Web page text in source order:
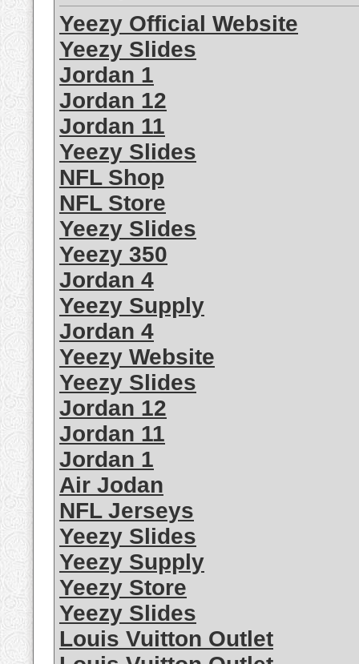
Yeezy Official Website
Yeezy Slides
Jordan 1
Jordan 12
Jordan 11
Yeezy Slides
NFL Shop
NFL Store
Yeezy Slides
Yeezy 350
Jordan 4
Yeezy Supply
Jordan 4
Yeezy Website
Yeezy Slides
Jordan 12
Jordan 11
Jordan 1
Air Jodan
NFL Jerseys
Yeezy Slides
Yeezy Supply
Yeezy Store
Yeezy Slides
Louis Vuitton Outlet